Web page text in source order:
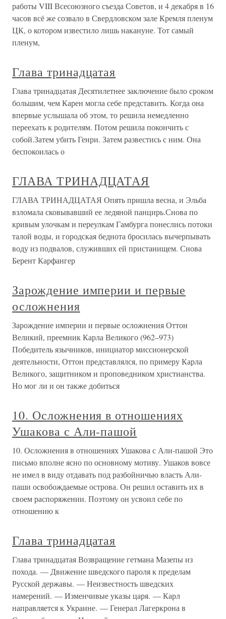
работы VIII Всесоюзного съезда Советов, и 4 декабря в 16
часов всё же созвало в Свердловском зале Кремля пленум
ЦК, о котором известило лишь накануне. Тот самый
пленум,
Глава тринадцатая
Глава тринадцатая Десятилетнее заключение было сроком
большим, чем Карен могла себе представить. Когда она
впервые услышала об этом, то решила немедленно
переехать к родителям. Потом решила покончить с
собой.Затем убить Генри. Затем развестись с ним. Она
беспокоилась о
ГЛАВА ТРИНАДЦАТАЯ
ГЛАВА ТРИНАДЦАТАЯ Опять пришла весна, и Эльба
взломала сковывавший ее ледяной панцирь.Снова по
кривым улочкам и переулкам Гамбурга понеслись потоки
талой воды, и городская беднота бросилась вычерпывать
воду из подвалов, служивших ей пристанищем. Снова
Берент Карфангер
Зарождение империи и первые
осложнения
Зарождение империи и первые осложнения Оттон
Великий, преемник Карла Великого (962–973)
Победитель язычников, инициатор миссионерской
деятельности, Оттон представлялся, по примеру Карла
Великого, защитником и проповедником христианства.
Но мог ли и он также добиться
10. Осложнения в отношениях
Ушакова с Али-пашой
10. Осложнения в отношениях Ушакова с Али-пашой Это
письмо вполне ясно по основному мотиву. Ушаков вовсе
не имел в виду отдавать под разбойничью власть Али-
паши освобождаемые острова. Он решил оставить их в
своем распоряжении. Поэтому он усвоил себе по
отношению к
Глава тринадцатая
Глава тринадцатая Возвращение гетмана Мазепы из
похода. — Движение шведского пароля к пределам
Русской державы. — Неизвестность шведских
намерений. — Изменчивые указы царя. — Карл
направляется к Украине. — Генерал Лагеркрона в